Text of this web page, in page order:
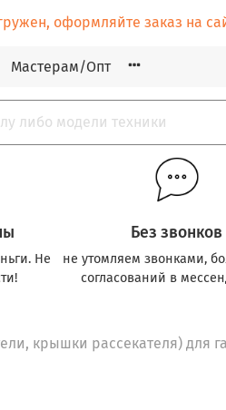
оформляйте заказ на
Мастерам/Опт
Не
Без звонков
не утомляем звонками,
согласований в
крышки рассекателя) для